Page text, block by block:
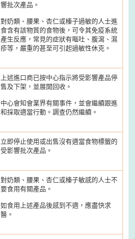
響批次產品。
對奶類、腰果、杏仁或榛子過敏的人士進
食含有該物質的食物後，可令其免疫系統
產生反應，常見的症狀有嘔吐、腹瀉、濕
疹等，嚴重的甚至可引起過敏性休克。
上述進口商已按中心指示將受影響產品停
售及下架，並展開回收。
中心會知會業界有關事件，並會繼續跟進
和採取適當行動。調查仍然繼續。
立即停止使用或出售沒有適當食物標籤的
受影響批次產品。
對奶類、腰果、杏仁或榛子敏感的人士不
要食用有關產品。
如食用上述產品後感到不適，應盡快求
醫。